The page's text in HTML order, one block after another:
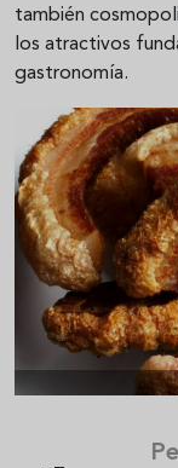
también
los atractivos
gastronomía.